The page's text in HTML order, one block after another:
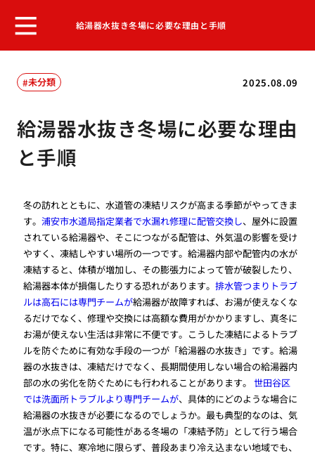
給湯器水抜き冬場に必要な理由と手順
2025.08.09
未分類
給湯器水抜き冬場に必要な理由
と手順
冬の訪れとともに、水道管の凍結リスクが高まる季節がやってきま
す。浦安市水道局指定業者で水漏れ修理に配管交換し、屋外に設置
されている給湯器や、そこにつながる配管は、外気温の影響を受け
やすく、凍結しやすい場所の一つです。給湯器内部や配管内の水が
凍結すると、体積が増加し、その膨張力によって管が破裂したり、
給湯器本体が損傷したりする恐れがあります。排水管つまりトラブ
ルは高石には専門チームが給湯器が故障すれば、お湯が使えなくな
るだけでなく、修理や交換には高額な費用がかかりますし、真冬に
お湯が使えない生活は非常に不便です。こうした凍結によるトラブ
ルを防ぐために有効な手段の一つが「給湯器の水抜き」です。給湯
器の水抜きは、凍結だけでなく、長期間使用しない場合の給湯器内
部の水の劣化を防ぐためにも行われることがあります。世田谷区
では洗面所トラブルより専門チームが、具体的にどのような場合に
給湯器の水抜きが必要になるのでしょうか。最も典型的なのは、気
温が氷点下になる可能性がある冬場の「凍結予防」として行う場合
です。特に、寒冷地に限らず、普段あまり冷え込まない地域でも、